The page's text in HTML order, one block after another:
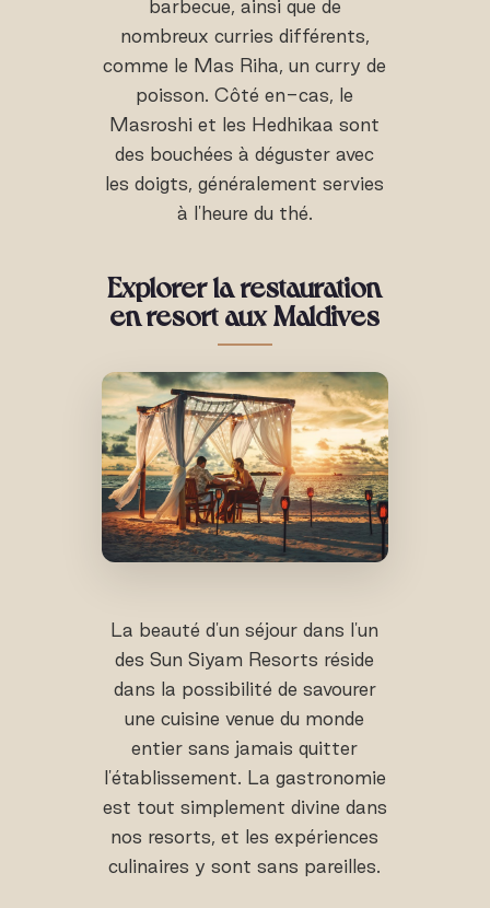
barbecue, ainsi que de
nombreux curries différents,
comme le Mas Riha, un curry de
poisson. Côté en-cas, le
Masroshi et les Hedhikaa sont
des bouchées à déguster avec
les doigts, généralement servies
à l'heure du thé.
Explorer la restauration
en resort aux Maldives
La beauté d'un séjour dans l'un
des Sun Siyam Resorts réside
dans la possibilité de savourer
une cuisine venue du monde
entier sans jamais quitter
l'établissement. La gastronomie
est tout simplement divine dans
nos resorts, et les expériences
culinaires y sont sans pareilles.